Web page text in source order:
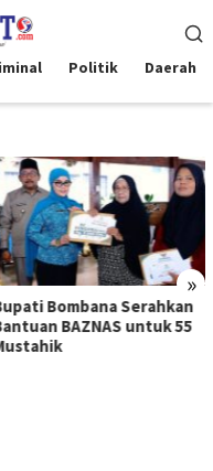
Politik Daerah
»
Bombana Serahkan
BAZNAS untuk 55